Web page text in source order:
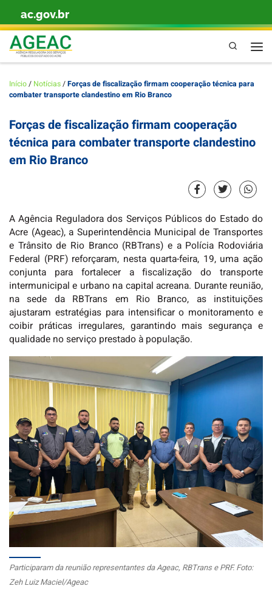
Skip to content
ac.gov.br
Pesquisa
Início/ Notícias/Forças de fiscalização firmam cooperação técnica para
combater transporte clandestino em Rio Branco
Forças de fiscalização firmam cooperação
técnica para combater transporte clandestino
em Rio Branco
A Agência Reguladora dos Serviços Públicos do Estado do
Acre (Ageac), a Superintendência Municipal de Transportes
e Trânsito de Rio Branco (RBTrans) e a Polícia Rodoviária
Federal (PRF) reforçaram, nesta quarta-feira, 19, uma ação
conjunta para fortalecer a fiscalização do transporte
intermunicipal e urbano na capital acreana. Durante reunião,
na sede da RBTrans em Rio Branco, as instituições
ajustaram estratégias para intensificar o monitoramento e
coibir práticas irregulares, garantindo mais segurança e
qualidade no serviço prestado à população.
Participaram da reunião representantes da Ageac, RBTrans e PRF. Foto:
Zeh Luiz Maciel/Ageac